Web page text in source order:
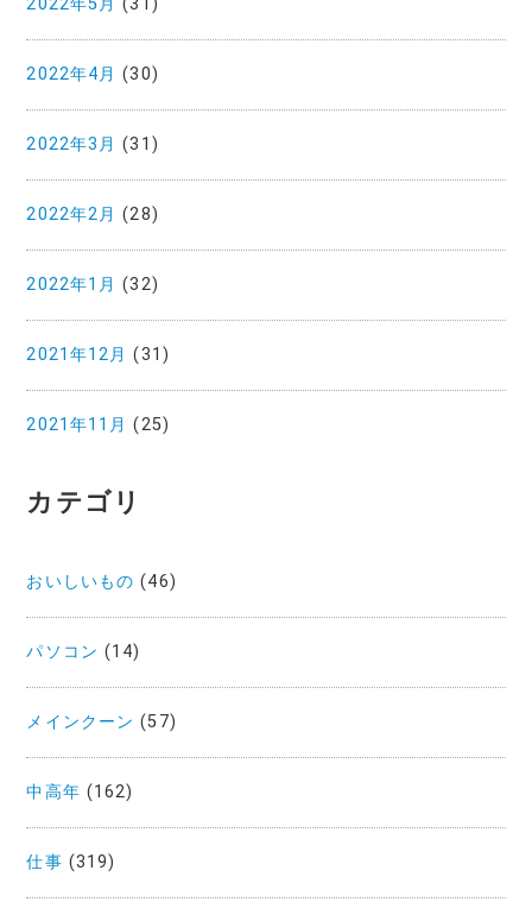
2022年5月 (31)
2022年4月 (30)
2022年3月 (31)
2022年2月 (28)
2022年1月 (32)
2021年12月 (31)
2021年11月 (25)
カテゴリ
おいしいもの (46)
パソコン (14)
メインクーン (57)
中高年 (162)
仕事 (319)